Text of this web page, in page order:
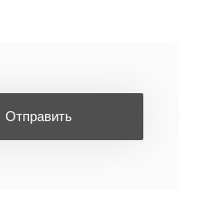
Отправить